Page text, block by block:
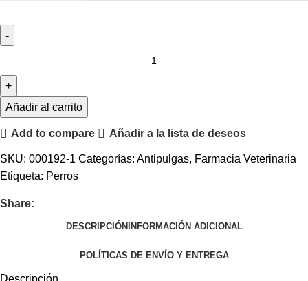
Añadir al carrito
Add to compare Añadir a la lista de deseos
SKU: 000192-1 Categorías: Antipulgas, Farmacia Veterinaria
Etiqueta: Perros
Share:
DESCRIPCIÓN INFORMACIÓN ADICIONAL
POLÍTICAS DE ENVÍO Y ENTREGA
Descripción